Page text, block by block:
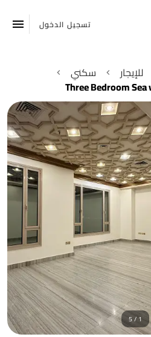
تسجيل الدخول
للإيجار
سكني
Three Bedroom
1 / 5